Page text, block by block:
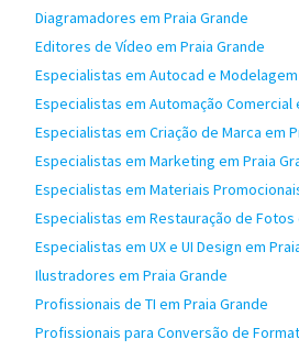
Diagramadores em Praia Grande
Editores de Vídeo em Praia Grande
Especialistas em Autocad e Modelagem
Especialistas em Automação Comercial
Especialistas em Criação de Marca em
Especialistas em Marketing em Praia
Especialistas em Materiais
Especialistas em Restauração de Fotos
Especialistas em UX e UI Design em
Ilustradores em Praia Grande
Profissionais de TI em Praia Grande
Profissionais para Conversão de